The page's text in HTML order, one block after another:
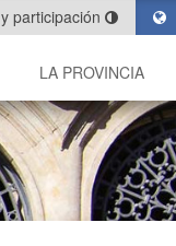
participación
LA PROVINCIA